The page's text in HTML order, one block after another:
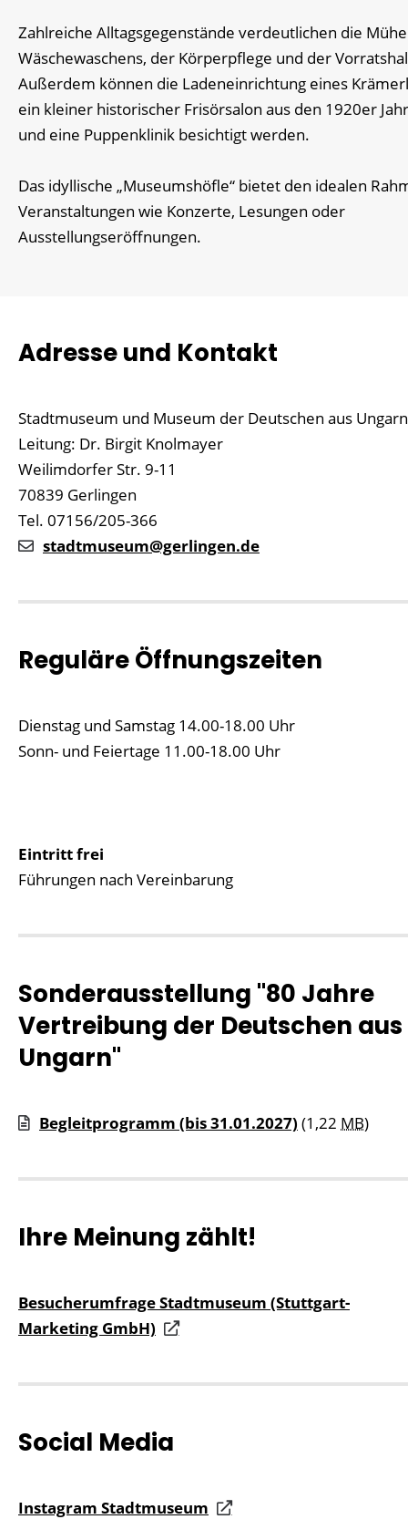
Zahlreiche Alltagsgegenstände verdeutlichen die
Wäschewaschens, der Körperpflege und der
Außerdem können die Ladeneinrichtung eines
ein kleiner historischer Frisörsalon aus den 1920er
und eine Puppenklinik besichtigt werden.
Das idyllische „Museumshöfle“ bietet den idealen
Veranstaltungen wie Konzerte, Lesungen oder
Ausstellungseröffnungen.
Adresse und Kontakt
Stadtmuseum und Museum der Deutschen aus Ungarn
Leitung: Dr. Birgit Knolmayer
Weilimdorfer Str. 9-11
70839 Gerlingen
Tel. 07156/205-366
stadtmuseum@gerlingen.de
Reguläre Öffnungszeiten
Dienstag und Samstag 14.00-18.00 Uhr
Sonn- und Feiertage 11.00-18.00 Uhr
Eintritt frei
Führungen nach Vereinbarung
Sonderausstellung "80 Jahre
Vertreibung der Deutschen aus
Ungarn"
Begleitprogramm (bis 31.01.2027) (1,22 MB)
Ihre Meinung zählt!
Besucherumfrage Stadtmuseum (Stuttgart-
Marketing GmbH)
Social Media
Instagram Stadtmuseum